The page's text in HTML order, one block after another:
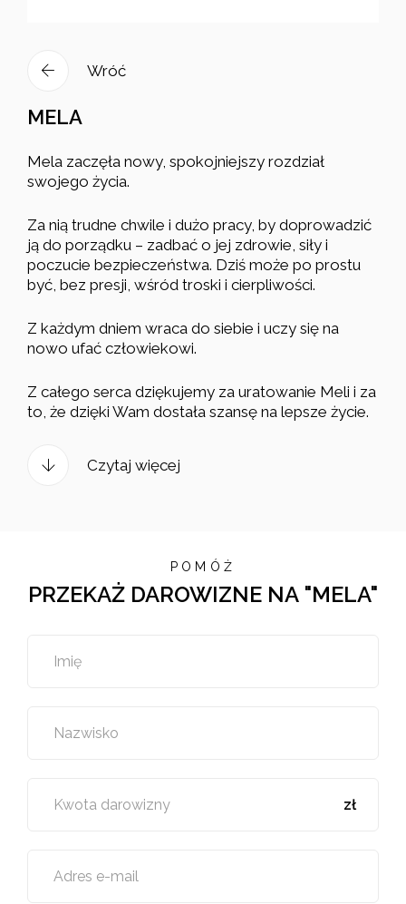
Wróć
MELA
Mela zaczęła nowy, spokojniejszy rozdział
swojego życia.
Za nią trudne chwile i dużo pracy, by doprowadzić
ją do porządku – zadbać o jej zdrowie, siły i
poczucie bezpieczeństwa. Dziś może po prostu
być, bez presji, wśród troski i cierpliwości.
Z każdym dniem wraca do siebie i uczy się na
nowo ufać człowiekowi.
Z całego serca dziękujemy za uratowanie Meli i za
to, że dzięki Wam dostała szansę na lepsze życie.
Czytaj więcej
POMÓŻ
PRZEKAŻ DAROWIZNE NA "MELA"
Imię
Nazwisko
Kwota darowizny zł
Adres e-mail